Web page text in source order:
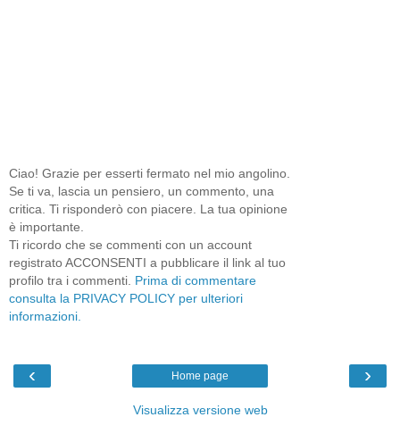
Ciao! Grazie per esserti fermato nel mio angolino.
Se ti va, lascia un pensiero, un commento, una
critica. Ti risponderò con piacere. La tua opinione
è importante.
Ti ricordo che se commenti con un account
registrato ACCONSENTI a pubblicare il link al tuo
profilo tra i commenti. Prima di commentare
consulta la PRIVACY POLICY per ulteriori
informazioni.
‹ ›
Home page
Visualizza versione web